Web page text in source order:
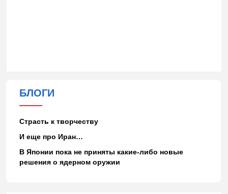
БЛОГИ
Страсть к творчеству
И еще про Иран…
В Японии пока не приняты какие-либо новые
решения о ядерном оружии